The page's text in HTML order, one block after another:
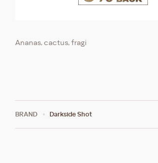
Ananas, cactus, fragi
BRAND Darkside Shot